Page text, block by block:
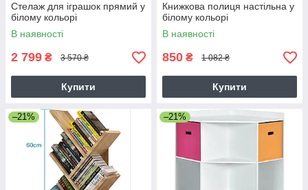
Стелаж для іграшок прямий у
білому кольорі
В наявності
2 799 ₴ 3 570 ₴
Купити
Книжкова полиця настільна у
білому кольорі
В наявності
850 ₴ 1 082 ₴
Купити
–21% –21%